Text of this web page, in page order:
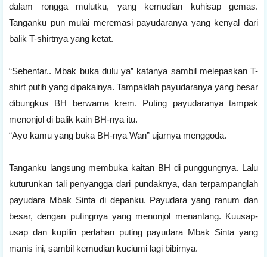
dalam rongga mulutku, yang kemudian kuhisap gemas.
Tanganku pun mulai meremasi payudaranya yang kenyal dari
balik T-shirtnya yang ketat.
“Sebentar.. Mbak buka dulu ya” katanya sambil melepaskan T-
shirt putih yang dipakainya. Tampaklah payudaranya yang besar
dibungkus BH berwarna krem. Puting payudaranya tampak
menonjol di balik kain BH-nya itu.
“Ayo kamu yang buka BH-nya Wan” ujarnya menggoda.
Tanganku langsung membuka kaitan BH di punggungnya. Lalu
kuturunkan tali penyangga dari pundaknya, dan terpampanglah
payudara Mbak Sinta di depanku. Payudara yang ranum dan
besar, dengan putingnya yang menonjol menantang. Kuusap-
usap dan kupilin perlahan puting payudara Mbak Sinta yang
manis ini, sambil kemudian kuciumi lagi bibirnya.